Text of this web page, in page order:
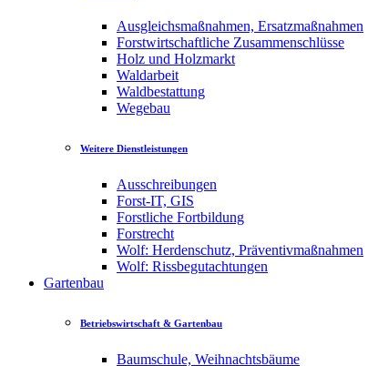
Ausgleichsmaßnahmen, Ersatzmaßnahmen
Forstwirtschaftliche Zusammenschlüsse
Holz und Holzmarkt
Waldarbeit
Waldbestattung
Wegebau
Weitere Dienstleistungen
Ausschreibungen
Forst-IT, GIS
Forstliche Fortbildung
Forstrecht
Wolf: Herdenschutz, Präventivmaßnahmen
Wolf: Rissbegutachtungen
Gartenbau
Betriebswirtschaft & Gartenbau
Baumschule, Weihnachtsbäume